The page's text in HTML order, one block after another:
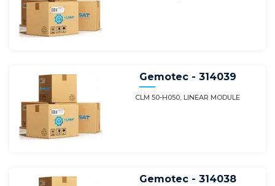
Gemotec - 314039
CLM 50-H050, LINEAR MODULE
Gemotec - 314038